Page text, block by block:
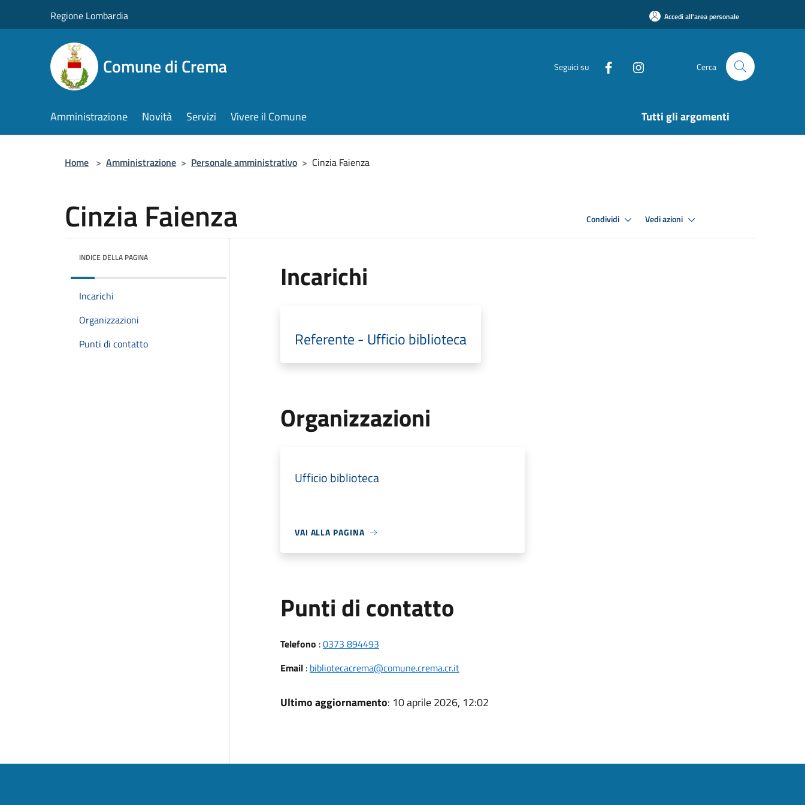
Regione Lombardia Accedi all'area personale
Comune di Crema Seguici su Cerca
Amministrazione Novità Servizi Vivere il Comune Tutti gli argomenti
Home > Amministrazione > Personale amministrativo > Cinzia Faienza
Cinzia Faienza Condividi Vedi azioni
INDICE DELLA PAGINA
Incarichi
Organizzazioni
Punti di contatto
Incarichi
Referente - Ufficio biblioteca
Organizzazioni
Ufficio biblioteca
VAI ALLA PAGINA
Punti di contatto
Telefono :0373 894493
Email: bibliotecacrema@comune.crema.cr.it
Ultimo aggiornamento: 10 aprile 2026, 12:02